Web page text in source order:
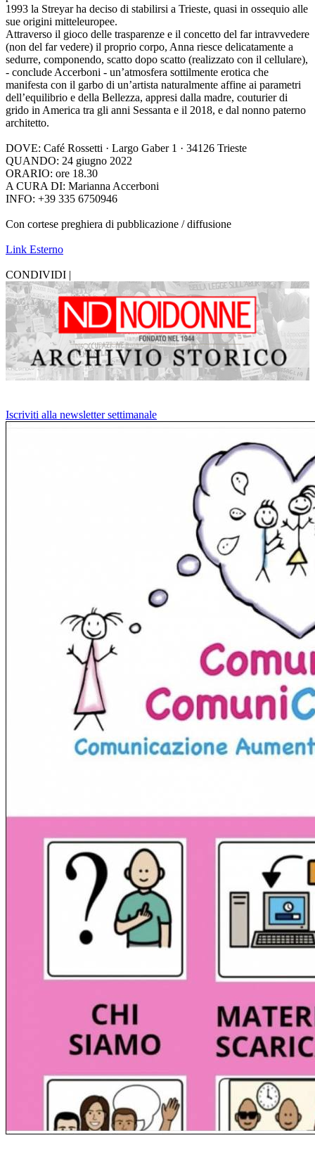
1993 la Streyar ha deciso di stabilirsi a Trieste, quasi in ossequio alle
sue origini mitteleuropee.
Attraverso il gioco delle trasparenze e il concetto del far intravvedere
(non del far vedere) il proprio corpo, Anna riesce delicatamente a
sedurre, componendo, scatto dopo scatto (realizzato con il cellulare),
- conclude Accerboni - un’atmosfera sottilmente erotica che
manifesta con il garbo di un’artista naturalmente affine ai parametri
dell’equilibrio e della Bellezza, appresi dalla madre, couturier di
grido in America tra gli anni Sessanta e il 2018, e dal nonno paterno
architetto.
DOVE: Café Rossetti · Largo Gaber 1 · 34126 Trieste
QUANDO: 24 giugno 2022
ORARIO: ore 18.30
A CURA DI: Marianna Accerboni
INFO: +39 335 6750946
Con cortese preghiera di pubblicazione / diffusione
Link Esterno
CONDIVIDI |
Iscriviti alla newsletter settimanale